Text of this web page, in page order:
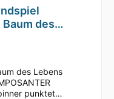
Ihre Liebsten!
des
des Lebens
punktet